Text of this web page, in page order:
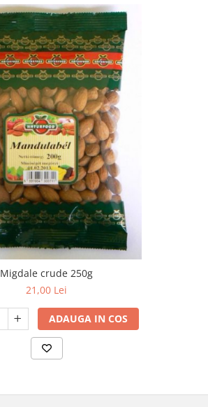
Migdale crude 250g
21,00 Lei
ADAUGA IN COS